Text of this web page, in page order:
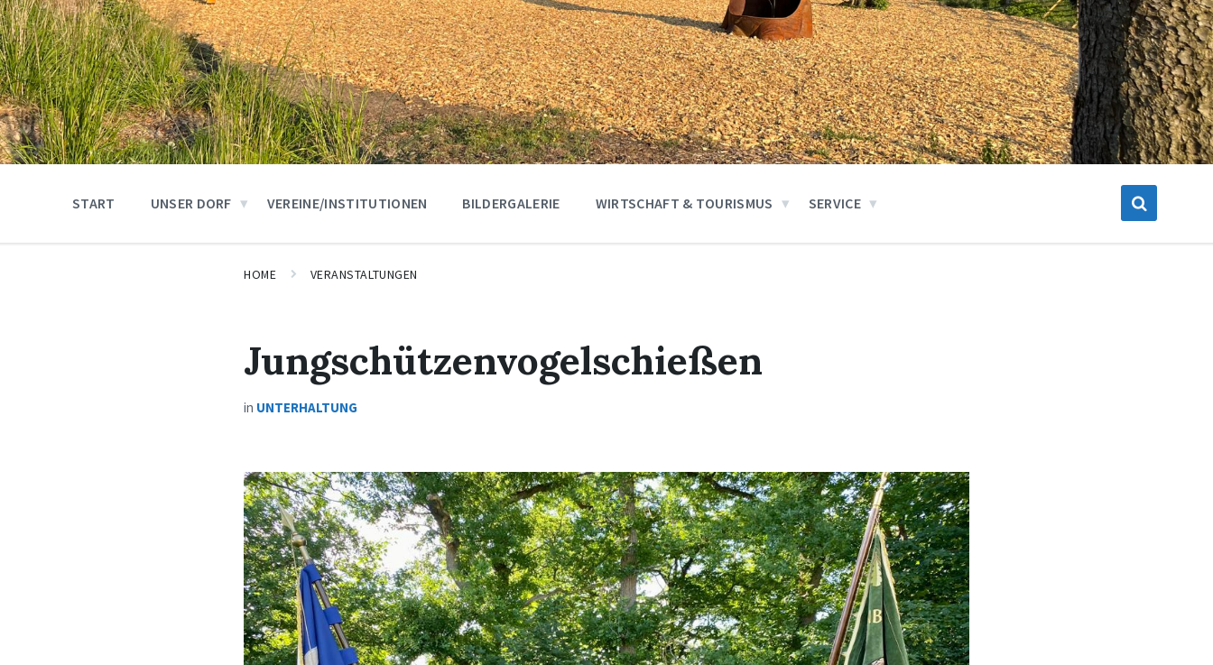
START UNSER DORF VEREINE/INSTITUTIONEN BILDERGALERIE WIRTSCHAFT & TOURISMUS SERVICE
HOME VERANSTALTUNGEN
Jungschützenvogelschießen
in UNTERHALTUNG